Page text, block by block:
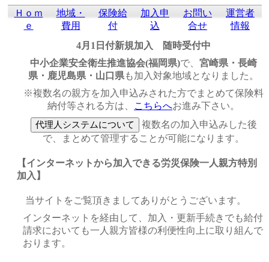
Ｈｏｍ
ｅ
地域・
費用
保険給
付
加入申
込
お問い
合せ
運営者
情報
4月1日付新規加入 随時受付中
中小企業安全衛生推進協会(福岡県)で、 宮崎県・長崎
県・鹿児島県・山口県も加入対象地域となりました。
※複数名の親方を加入申込みされた方でまとめて保険料
納付等される方は、
こちらへお進み下さい。
複数名の加入申込みした後
で、まとめて管理することが可能になります。
【インターネットから加入できる労災保険一人親方特別
加入】
当サイトをご覧頂きましてありがとうございます。
インターネットを経由して、加入・更新手続きでも給付
請求においても一人親方皆様の利便性向上に取り組んで
おります。